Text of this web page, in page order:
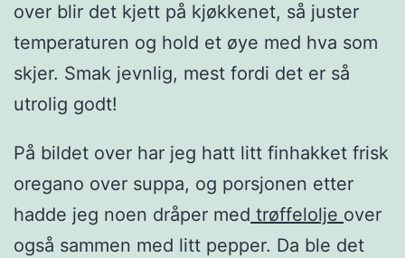
over blir det kjett på kjøkkenet, så juster
temperaturen og hold et øye med hva som
skjer. Smak jevnlig, mest fordi det er så
utrolig godt!
På bildet over har jeg hatt litt finhakket frisk
oregano over suppa, og porsjonen etter
hadde jeg noen dråper med trøffelolje over
også sammen med litt pepper. Da ble det